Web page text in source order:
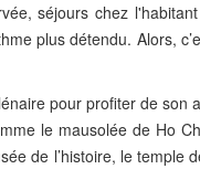
séjours chez
plus détendu. Alors,
pour profiter de son
le mausolée de Ho
de l’histoire, le temple